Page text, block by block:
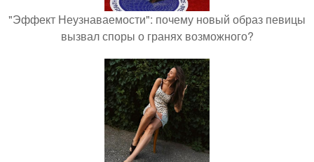
"Эффект Неузнаваемости": почему новый образ певицы
вызвал споры о гранях возможного?